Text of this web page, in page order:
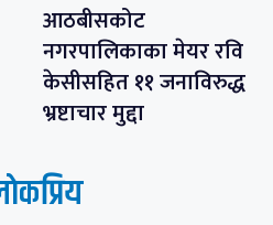
आठबीसकोट
नगरपालिकाका मेयर रवि
केसीसहित ११ जनाविरुद्ध
भ्रष्टाचार मुद्दा